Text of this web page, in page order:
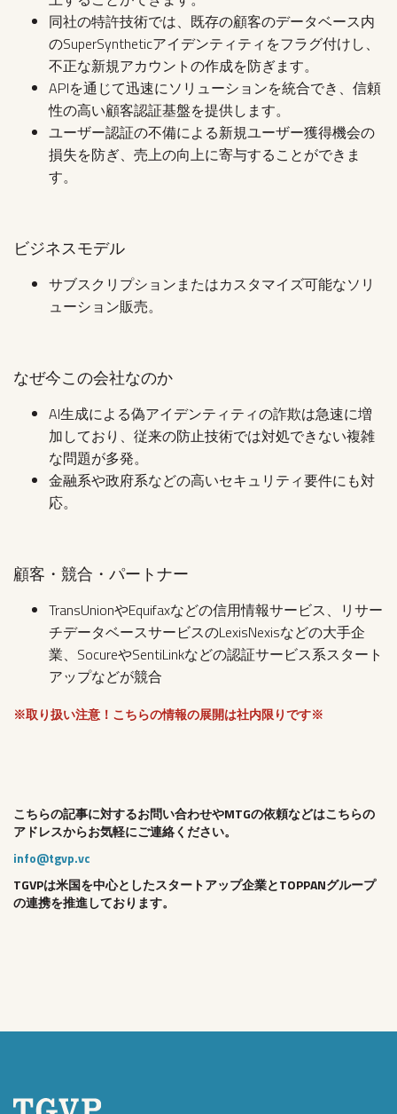
同社の特許技術では、既存の顧客のデータベース内
のSuperSyntheticアイデンティティをフラグ付けし、
不正な新規アカウントの作成を防ぎます。
APIを通じて迅速にソリューションを統合でき、信頼
性の高い顧客認証基盤を提供します。
ユーザー認証の不備による新規ユーザー獲得機会の
損失を防ぎ、売上の向上に寄与することができま
す。
ビジネスモデル
サブスクリプションまたはカスタマイズ可能なソリ
ューション販売。
なぜ今この会社なのか
AI生成による偽アイデンティティの詐欺は急速に増
加しており、従来の防止技術では対処できない複雑
な問題が多発。
金融系や政府系などの高いセキュリティ要件にも対
応。
顧客・競合・パートナー
TransUnionやEquifaxなどの信用情報サービス、リサー
チデータベースサービスのLexisNexisなどの大手企
業、SocureやSentiLinkなどの認証サービス系スタート
アップなどが競合
※取り扱い注意！こちらの情報の展開は社内限りです※
こちらの記事に対するお問い合わせやMTGの依頼などはこちらの
アドレスからお気軽にご連絡ください。
info@tgvp.vc
TGVPは米国を中心としたスタートアップ企業とTOPPANグループ
の連携を推進しております。